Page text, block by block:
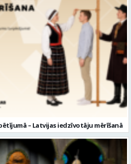
– Latvijas iedzīvotāju mērīšanā